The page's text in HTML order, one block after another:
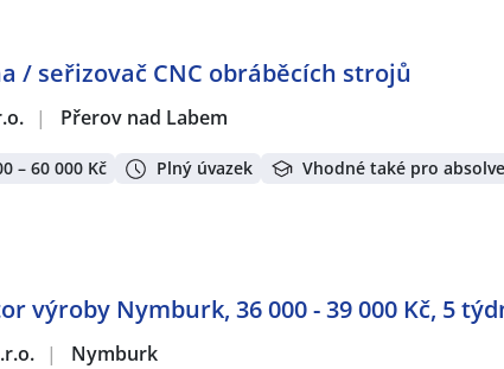
/ seřizovač CNC obráběcích strojů
| Přerov nad Labem
– 60 000 Kč Plný úvazek Vhodné také pro
výroby Nymburk, 36 000 - 39 000 Kč, 5
| Nymburk